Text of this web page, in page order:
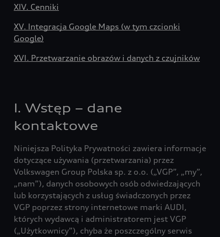
XIV. Cenniki
XV. Integracja Google Maps (w tym czcionki
Google)
XVI. Przetwarzanie obrazów i danych z czujników
I. Wstęp – dane
kontaktowe
Niniejsza Polityka Prywatności zawiera informacje
dotyczące używania (przetwarzania) przez
Volkswagen Group Polska sp. z o.o. („VGP”, „my”,
„nam”), danych osobowych osób odwiedzających
lub korzystających z usług świadczonych przez
VGP poprzez strony internetowe marki AUDI,
których wydawcą i administratorem jest VGP
(„Użytkownicy”), chyba że poszczególny serwis